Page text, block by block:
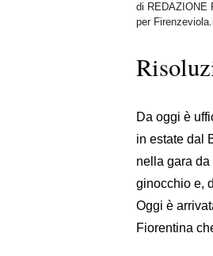
di REDAZIONE
per
Da oggi è
in estate dal
nella gara
ginocchio e,
Oggi è
Fiorentina